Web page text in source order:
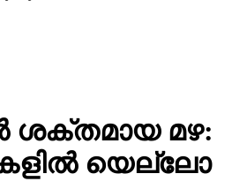
ശക്തമായ മഴ:
യെല്ലോ